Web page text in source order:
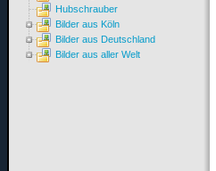
Hubschrauber
Bilder aus Köln
Bilder aus Deutschland
Bilder aus aller Welt